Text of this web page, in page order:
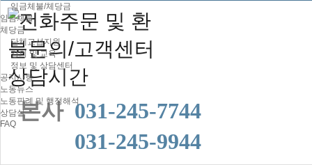
임금체불/체당금
임금체불
체당금
단체교섭지원
강의 및 교육
정보 및 상담센터
공지사항
노동뉴스
노동판례 및 행정해석
상담실
FAQ
본사 031-245-7744
031-245-9944